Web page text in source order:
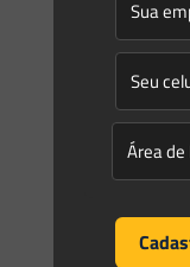
1 2
9
17
18
26